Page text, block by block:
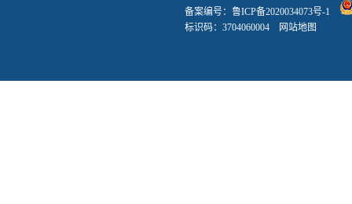
备案编号： 鲁ICP备2020034073号-1
标识码：3704060004 网站地图